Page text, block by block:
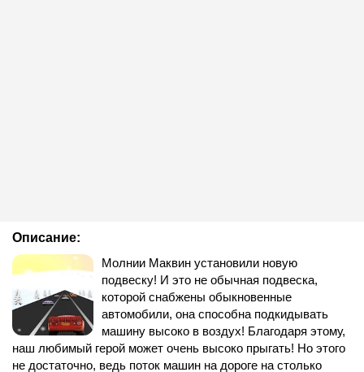
Описание:
Молнии Маквин установили новую
подвеску! И это не обычная подвеска,
которой снабжены обыкновенные
автомобили, она способна подкидывать
машину высоко в воздух! Благодаря этому,
наш любимый герой может очень высоко прыгать! Но этого
не достаточно, ведь поток машин на дороге на столько